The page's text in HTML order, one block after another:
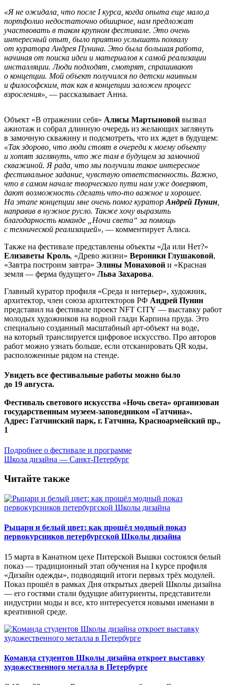
«Я не ожидала, что после I курса, когда опыта еще мало,а
портфолио недостаточно обширное, нам предложат
участвовать в таком крупном фестивале. Это очень
интересный опыт, было приятно услышать похвалу
от куратора Андрея Пунина. Это была большая работа,
начиная от поиска идеи и материалов к самой реализации
инсталляции. Люди подходят, смотрят, спрашивают
о концепции. Мой объект получился по детски наивным
и философским, так как в концепции заложен процесс
взросления», — рассказывает Анна.
Объект «В отражении себя» Алисы Мартыновой вызвал
ажиотаж и собрал длинную очередь из желающих заглянуть
в замочную скважину и подсмотреть, что их ждет в будущем:
«Так здорово, что люди стоят в очереди к моему объекту
и хотят заглянуть, что же там в будущем за замочной
скважиной. Я рада, что мы получили такое интересное
фестивальное задание, чувствую ответственность. Важно,
что в самом начале творческого пути нам уже доверяют,
дают возможность сделать что-то важное и хорошее.
На этапе концепции мне очень помог куратор Андрей Пунин
направив в нужное русло. Также хочу выразить
благодарность команде „Ночи света“ за помощь
с технической реализацией», — комментирует Алиса.
Также на фестивале представлены объекты «Да или Нет?»
Елизаветы Кроль, «Древо жизни» Вероники Глушаковой,
«Завтра построим завтра» Элины Монаховой и «Красная
земля — ферма будущего» Льва Захарова.
Главный куратор профиля «Среда и интерьер», художник,
архитектор, член союза архитекторов РФ Андрей Пунин
представил на фестивале проект NFT CITY — выставку работ
молодых художников на водной глади Карпина пруда. Это
специально созданный масштабный арт-объект на воде,
на который транслируется цифровое искусство. Про авторов
работ можно узнать больше, если отсканировать QR коды,
расположенные рядом на стенде.
Увидеть все фестивальные работы можно было
до 19 августа.
Фестиваль светового искусства «Ночь света» организован
государственным музеем-заповедником «Гатчина».
Адрес: Гатчинский парк, г. Гатчина, Красноармейский пр.,
1
Подробнее о фестивале и программе
Школа дизайна — Санкт-Петербург
Читайте также
Рыцари и белый цвет: как прошёл модный показ
первокурсников петербургской Школы дизайна
15 марта в Канатном цехе Питерской Вышки состоялся белый
показ — традиционный этап обучения на I курсе профиля
«Дизайн одежды», подводящий итоги первых трёх модулей.
Показ прошёл в рамках Дня открытых дверей Школы дизайна
— его гостями стали будущие абитуриенты, представители
индустрии моды и все, кто интересуется новыми именами в
креативной среде.
Команда студентов Школы дизайна откроет выставку
художественного металла в Петербурге